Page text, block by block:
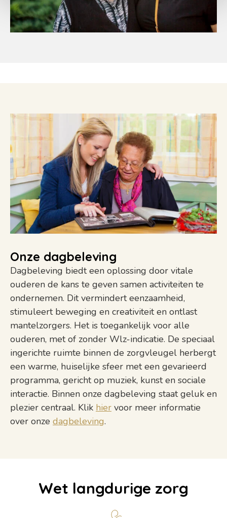
Onze dagbeleving
Dagbeleving biedt een oplossing door vitale
ouderen de kans te geven samen activiteiten te
ondernemen. Dit vermindert eenzaamheid,
stimuleert beweging en creativiteit en ontlast
mantelzorgers. Het is toegankelijk voor alle
ouderen, met of zonder Wlz-indicatie. De speciaal
ingerichte ruimte binnen de zorgvleugel herbergt
een warme, huiselijke sfeer met een gevarieerd
programma, gericht op muziek, kunst en sociale
interactie. Binnen onze dagbeleving staat geluk en
plezier centraal. Klik hier voor meer informatie
over onze dagbeleving.
Wet langdurige zorg